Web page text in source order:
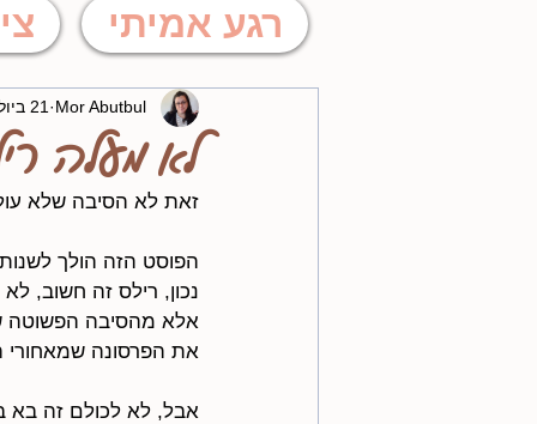
רגע אמיתי
לא מעלה
Mor Abutbul 21 ביולי 2024
זאת לא הסיבה שלא
הפוסט הזה הולך
נכון, רילס זה חשוב,
אלא מהסיבה הפשוטה
את הפרסונה
אבל, לא לכולם זה בא